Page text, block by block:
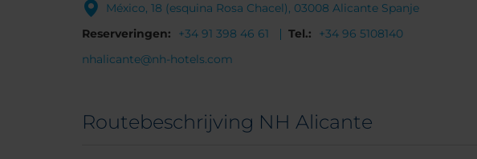
México, 18 (esquina Rosa Chacel), 03008 Alicante Spanje
Reserveringen:
+34 91 398 46 61 Tel.:
+34 96 5108140
nhalicante@nh-hotels.com
Routebeschrijving NH Alicante